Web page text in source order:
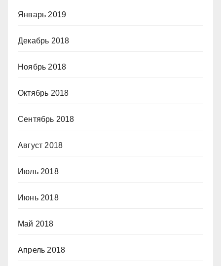
Январь 2019
Декабрь 2018
Ноябрь 2018
Октябрь 2018
Сентябрь 2018
Август 2018
Июль 2018
Июнь 2018
Май 2018
Апрель 2018